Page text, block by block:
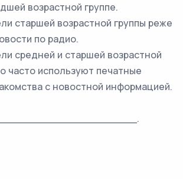
возрастной группе.
старшей возрастной группы реже
по радио.
средней и старшей возрастной
часто используют печатные
с новостной информацией.